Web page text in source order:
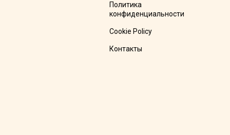
Политика
конфиденциальности
Cookie Policy
Контакты